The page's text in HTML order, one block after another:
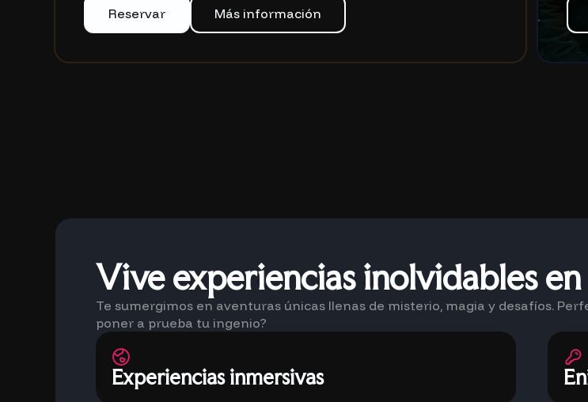
Reservar Más información
Vive experiencias inolvidables
Te sumergimos en aventuras únicas llenas de misterio, magia y desafíos.
poner a prueba tu ingenio?
Experiencias inmersivas